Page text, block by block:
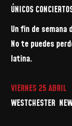
ÚNICOS
Un fin de semana
No te puedes
latina.
VIERNES 25 ABRIL
WESTCHESTER